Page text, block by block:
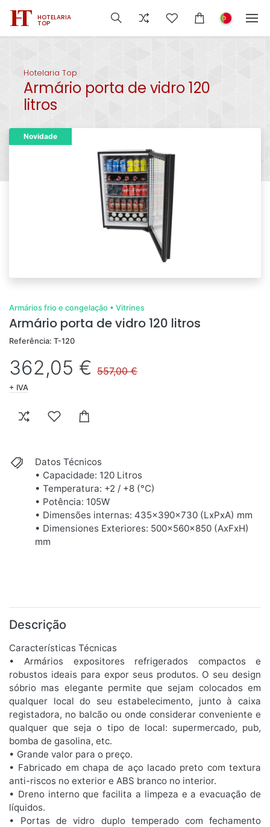
HOTELARIA
TOP
Hotelaria Top
Armário porta de vidro 120
litros
Novidade
Armários frio e congelação • Vitrines
Armário porta de vidro 120 litros
Referência: T-120
362,05 € 557,00 €
+ IVA
Datos Técnicos
• Capacidade: 120 Litros
• Temperatura: +2 / +8 (°C)
• Potência: 105W
• Dimensões internas: 435x390x730 (LxPxA) mm
• Dimensiones Exteriores: 500x560x850 (AxFxH)
mm
Descrição
Características Técnicas
• Armários expositores refrigerados compactos e
robustos ideais para expor seus produtos. O seu design
sóbrio mas elegante permite que sejam colocados em
qualquer local do seu estabelecimento, junto à caixa
registadora, no balcão ou onde considerar conveniente e
qualquer que seja o tipo de local: supermercado, pub,
bomba de gasolina, etc.
• Grande valor para o preço.
• Fabricado em chapa de aço lacado preto com textura
anti-riscos no exterior e ABS branco no interior.
• Dreno interno que facilita a limpeza e a evacuação de
líquidos.
• Portas de vidro duplo temperado com fechamento